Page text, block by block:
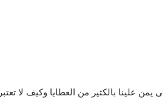
يمن علينا بالكثير من العطايا وكيف لا تعتبر